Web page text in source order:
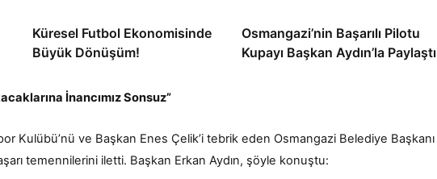
Küresel Futbol Ekonomisinde
Büyük Dönüşüm!
Osmangazi’nin Başarılı Pilotu
Kupayı Başkan Aydın’la Paylaştı
İnancımız Sonsuz”
Kulübü’nü ve Başkan Enes Çelik’i tebrik eden Osmangazi Belediye Başkanı
temennilerini iletti. Başkan Erkan Aydın, şöyle konuştu: